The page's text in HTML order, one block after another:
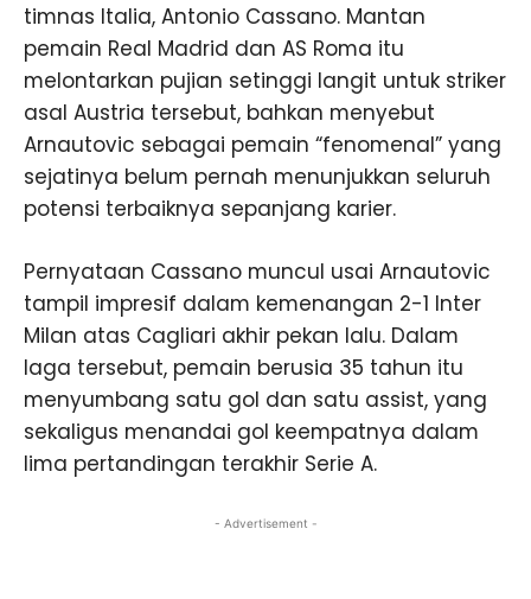
timnas Italia, Antonio Cassano. Mantan
pemain Real Madrid dan AS Roma itu
melontarkan pujian setinggi langit untuk striker
asal Austria tersebut, bahkan menyebut
Arnautovic sebagai pemain “fenomenal” yang
sejatinya belum pernah menunjukkan seluruh
potensi terbaiknya sepanjang karier.
Pernyataan Cassano muncul usai Arnautovic
tampil impresif dalam kemenangan 2-1 Inter
Milan atas Cagliari akhir pekan lalu. Dalam
laga tersebut, pemain berusia 35 tahun itu
menyumbang satu gol dan satu assist, yang
sekaligus menandai gol keempatnya dalam
lima pertandingan terakhir Serie A.
- Advertisement -